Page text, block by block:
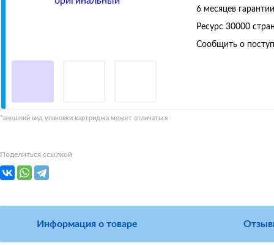
6 месяцев гарантии
Ресурс 30000
Сообщить о
*внешний вид упаковки картриджа может отличаться
Поделиться ссылкой
Информация о товаре